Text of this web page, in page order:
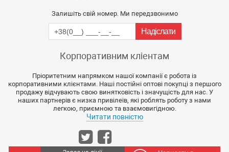
Залишіть свій номер. Ми передзвонимо
Корпоративним кліентам
Пріоритетним напрямком нашої компанії є робота із
корпоративними клієнтами. Наші постійні оптові покупці з першого
продажу відчувають свою винятковість і значущість для нас. У
наших партнерів є низка привілеїв, які роблять роботу з нами
легкою, приємною та взаємовигідною.
Читати повністю